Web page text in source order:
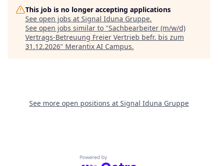
This job is no longer accepting applications
See open jobs at Signal Iduna Gruppe.
See open jobs similar to "Sachbearbeiter (m/w/d)
Vertrags-Betreuung Freier Vertrieb befr. bis zum
31.12.2026" Merantix AI Campus.
See more open positions at Signal Iduna Gruppe
Powered by Getro.com